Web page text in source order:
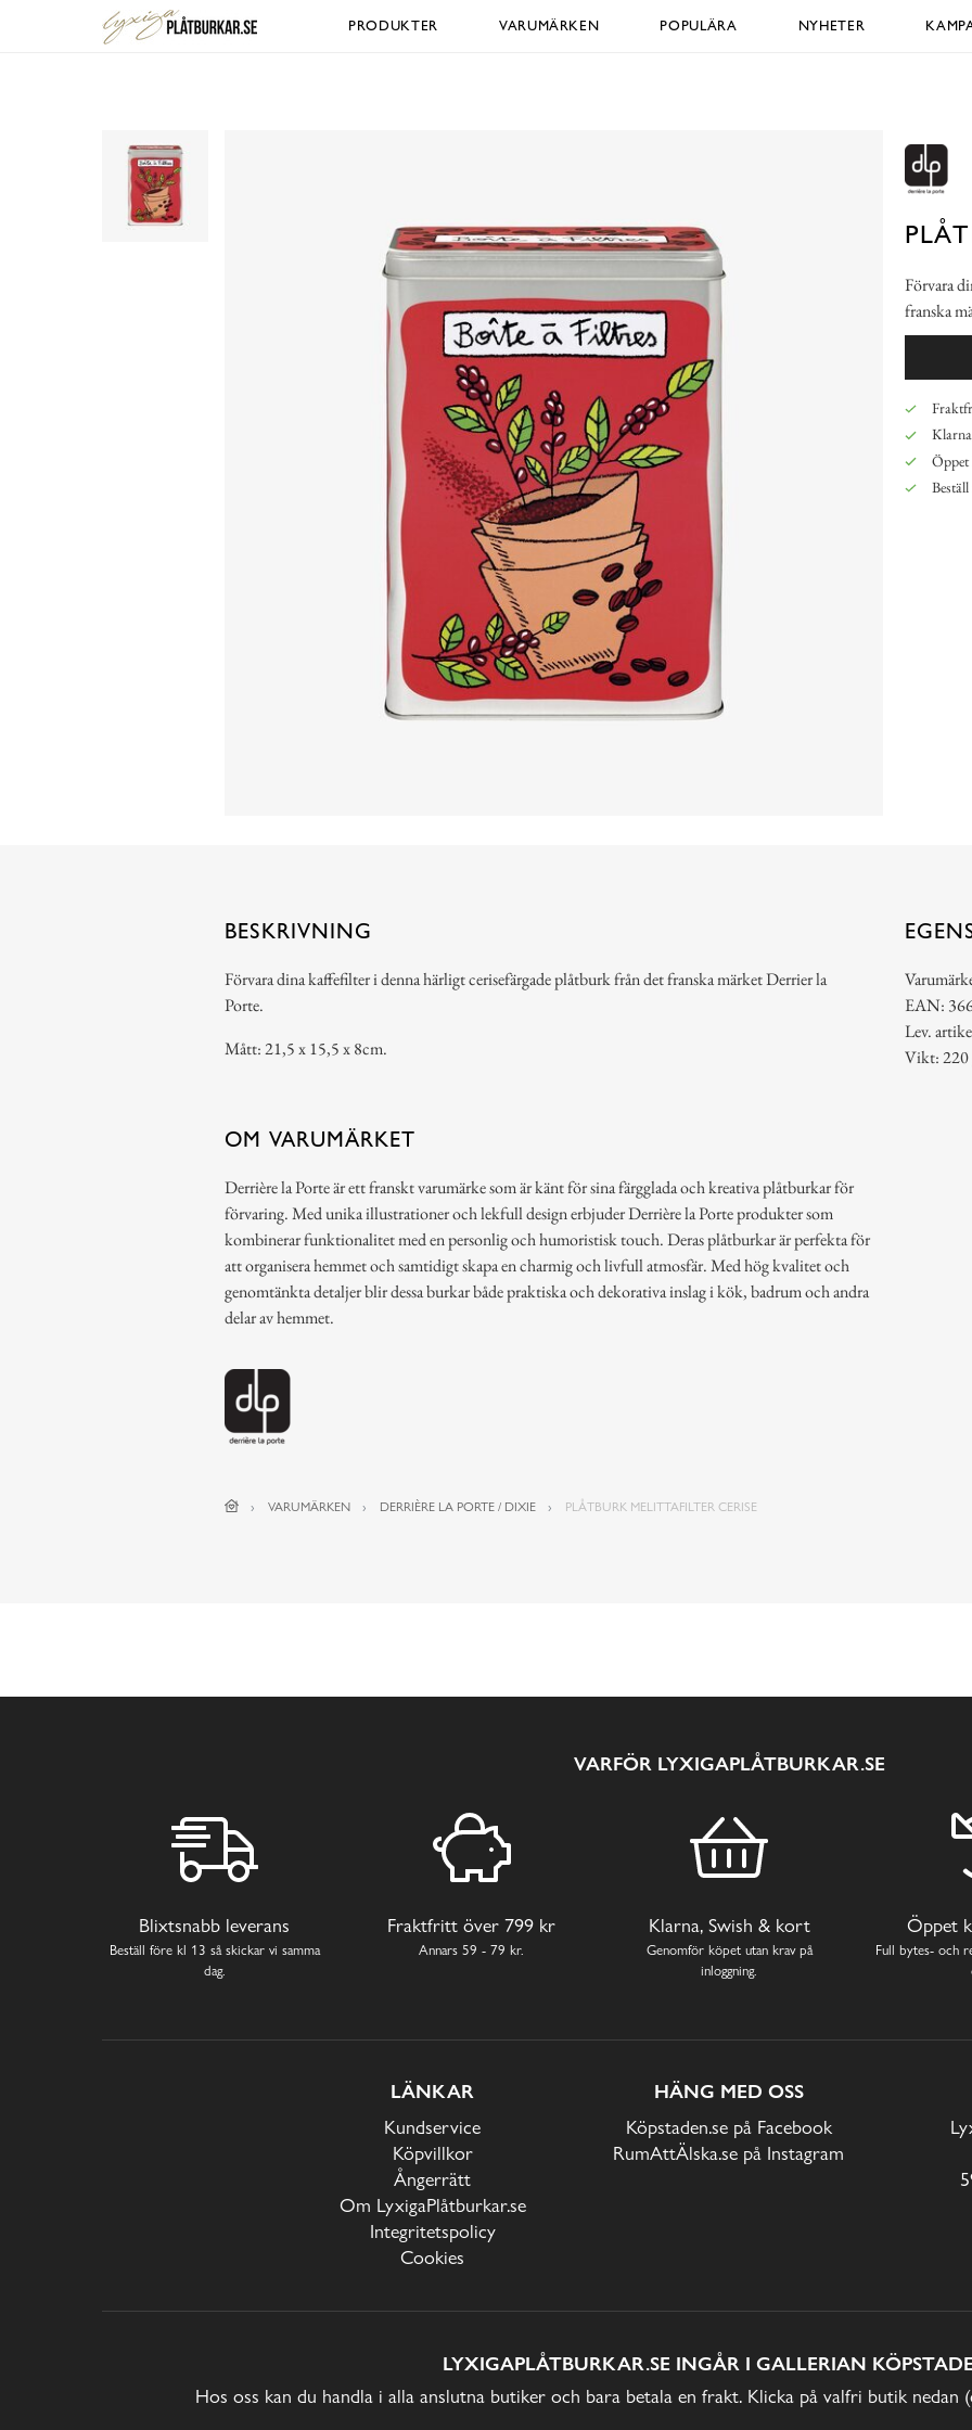
PRODUKTER VARUMÄRKEN POPULÄRA NYHETER
Förvara
franska
Öppet
BESKRIVNING
Förvara dina kaffefilter i denna härligt cerisefärgade plåtburk från det franska märket Derrier la
Porte.
Mått: 21,5 x 15,5 x 8cm.
EAN:
Lev.
Vikt: 220
OM VARUMÄRKET
Derrière la Porte är ett franskt varumärke som är känt för sina färgglada och kreativa plåtburkar för
förvaring. Med unika illustrationer och lekfull design erbjuder Derrière la Porte produkter som
kombinerar funktionalitet med en personlig och humoristisk touch. Deras plåtburkar är perfekta för
att organisera hemmet och samtidigt skapa en charmig och livfull atmosfär. Med hög kvalitet och
genomtänkta detaljer blir dessa burkar både praktiska och dekorativa inslag i kök, badrum och andra
delar av hemmet.
VARUMÄRKEN DERRIÈRE LA PORTE / DIXIE PLÅTBURK MELITTAFILTER CERISE
VARFÖR LYXIGAPLÅTBURKAR.SE
Blixtsnabb leverans
Beställ före kl 13 så skickar vi samma
dag.
Fraktfritt över 799 kr
Annars 59 - 79 kr.
Klarna, Swish & kort
Genomför köpet utan krav på
inloggning.
Öppet
Full bytes- och
LÄNKAR
Kundservice
Köpvillkor
Ångerrätt
Om LyxigaPlåtburkar.se
Integritetspolicy
Cookies
HÄNG MED OSS
Köpstaden.se på Facebook
RumAttÄlska.se på Instagram
LYXIGAPLÅTBURKAR.SE INGÅR I GALLERIAN
Hos oss kan du handla i alla anslutna butiker och bara betala en frakt. Klicka på valfri butik